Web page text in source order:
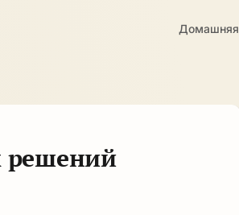
Домашняя
решений